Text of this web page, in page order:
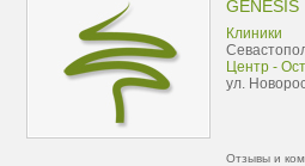
GENESIS
Клиники
Центр -
ул.
Отзывы и